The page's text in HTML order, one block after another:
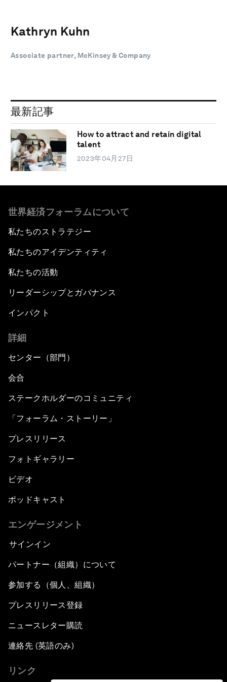
Kathryn Kuhn
Associate partner, McKinsey & Company
最新記事
How to attract and retain digital
talent
2023年04月27日
世界経済フォーラムについて
私たちのストラテジー
私たちのアイデンティティ
私たちの活動
リーダーシップとガバナンス
インパクト
詳細
センター（部門）
会合
ステークホルダーのコミュニティ
「フォーラム・ストーリー」
プレスリリース
フォトギャラリー
ビデオ
ポッドキャスト
エンゲージメント
サインイン
パートナー（組織）について
参加する（個人、組織）
プレスリリース登録
ニュースレター購読
連絡先 (英語のみ)
リンク